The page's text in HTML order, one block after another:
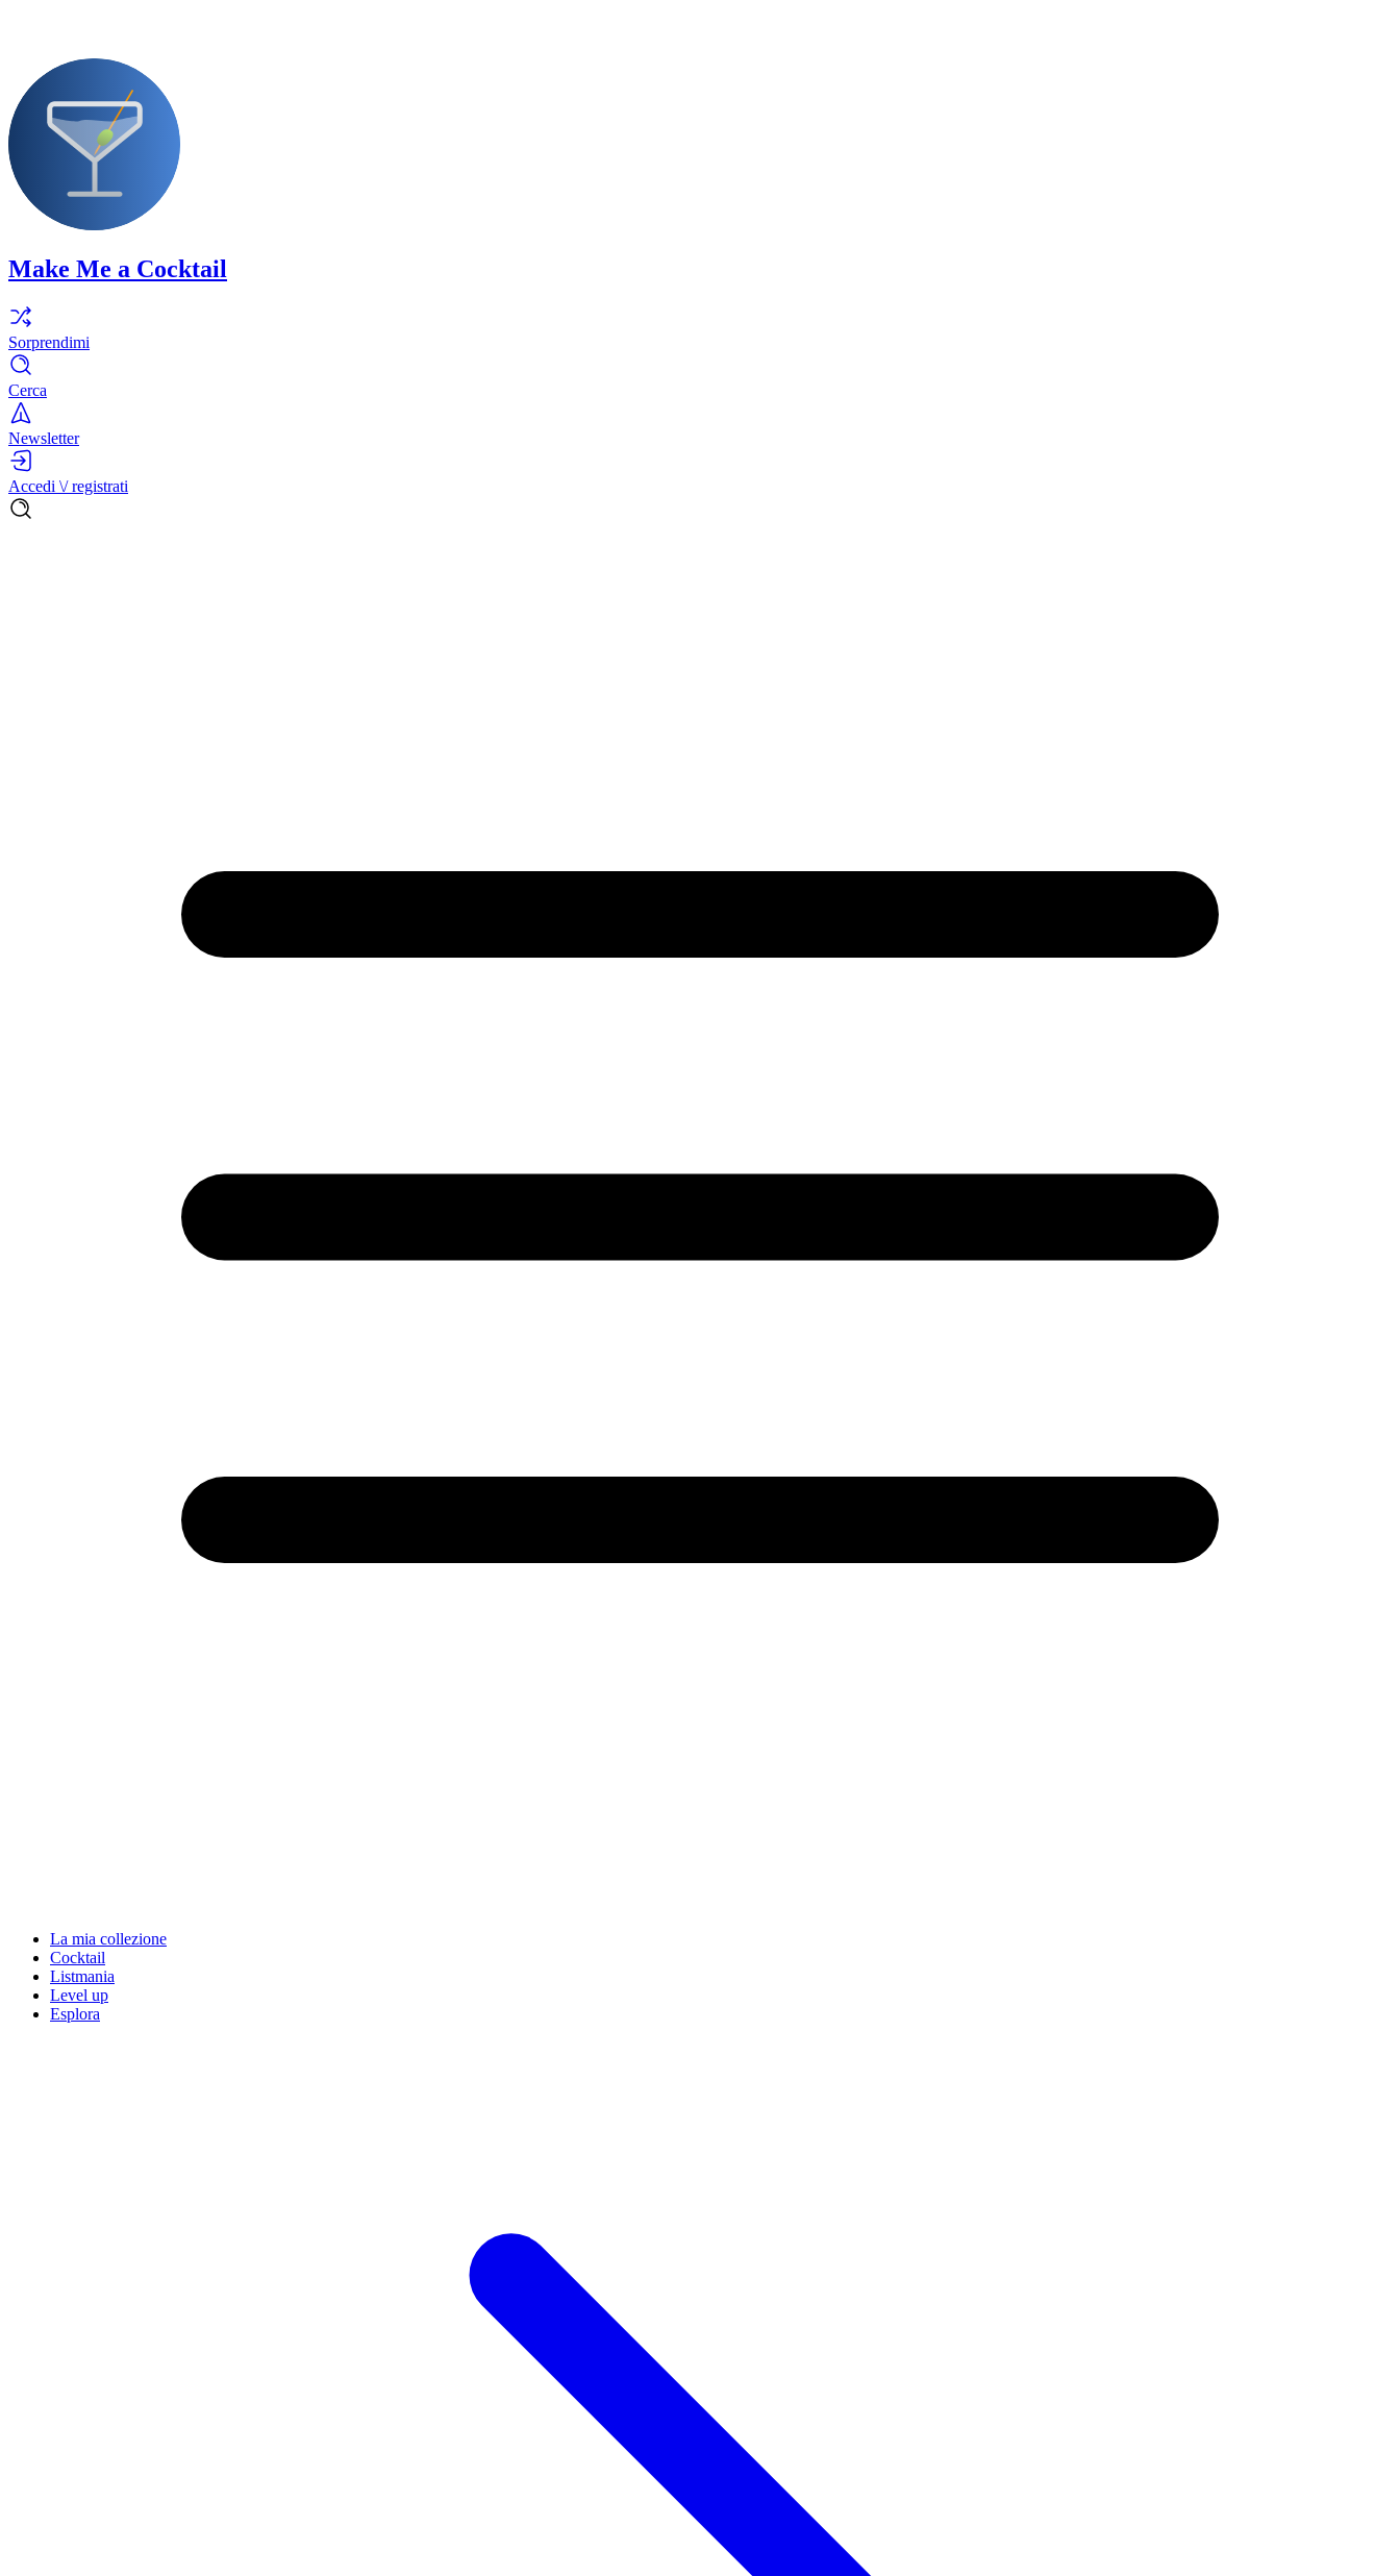
Make Me a Cocktail
Sorprendimi
Cerca
Newsletter
Accedi \/ registrati
La mia collezione
Cocktail
Listmania
Level up
Esplora